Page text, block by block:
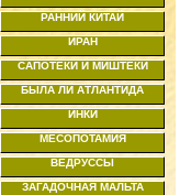
РАННИЙ КИТАЙ
ИРАН
САПОТЕКИ И МИШТЕКИ
БЫЛА ЛИ АТЛАНТИДА
ИНКИ
МЕСОПОТАМИЯ
ВЕДРУССЫ
ЗАГАДОЧНАЯ МАЛЬТА